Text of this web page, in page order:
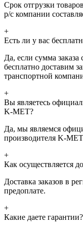
Срок отгрузки
р/с компании
+
Есть ли у вас
Да, если сумма заказа
бесплатно доставим
транспортной
+
Вы являетесь
K-MET?
Да, мы являемся
производителя K-MET
+
Как осуществляется
Доставка заказов в
предоплате.
+
Какие даете гарантии?